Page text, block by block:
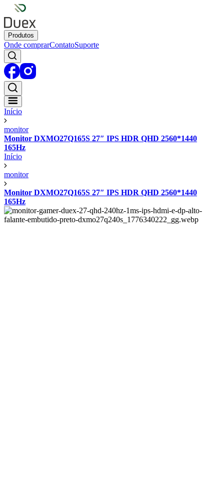
Produtos
Onde comprarContatoSuporte
Início
monitor
Monitor DXMO27Q165S 27″ IPS HDR QHD 2560*1440
165Hz
Início
monitor
Monitor DXMO27Q165S 27″ IPS HDR QHD 2560*1440
165Hz